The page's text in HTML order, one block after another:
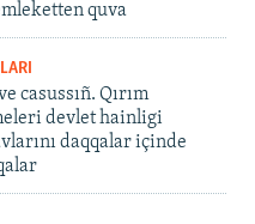
quva
casussıñ. Qırım
devlet hainligi
daqqalar içinde